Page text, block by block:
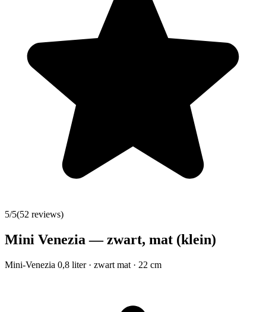
5/5(52 reviews)
Mini Venezia — zwart, mat (klein)
Mini-Venezia 0,8 liter · zwart mat · 22 cm